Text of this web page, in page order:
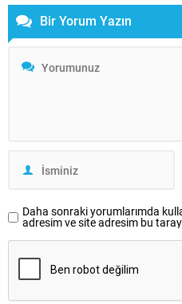
Bir Yorum Yazın
Daha sonraki yorumlarımda
adresim ve site adresim bu